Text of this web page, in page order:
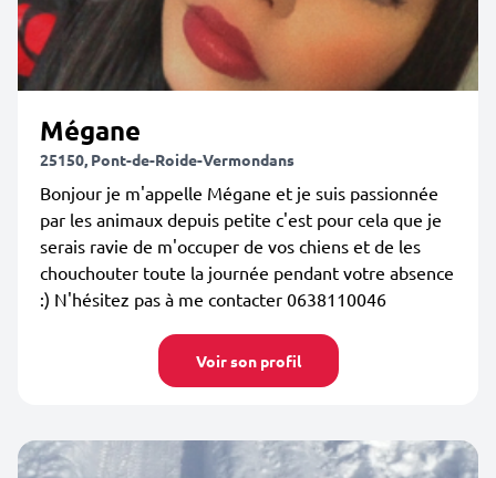
Mégane
25150, Pont-de-Roide-Vermondans
Bonjour je m'appelle Mégane et je suis passionnée
par les animaux depuis petite c'est pour cela que je
serais ravie de m'occuper de vos chiens et de les
chouchouter toute la journée pendant votre absence
:) N'hésitez pas à me contacter 0638110046
Voir son profil